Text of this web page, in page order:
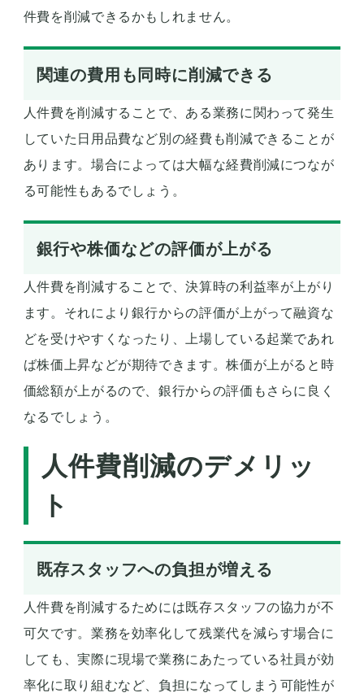
件費を削減できるかもしれません。
関連の費用も同時に削減できる
人件費を削減することで、ある業務に関わって発生
していた日用品費など別の経費も削減できることが
あります。場合によっては大幅な経費削減につなが
る可能性もあるでしょう。
銀行や株価などの評価が上がる
人件費を削減することで、決算時の利益率が上がり
ます。それにより銀行からの評価が上がって融資な
どを受けやすくなったり、上場している起業であれ
ば株価上昇などが期待できます。株価が上がると時
価総額が上がるので、銀行からの評価もさらに良く
なるでしょう。
人件費削減のデメリッ
ト
既存スタッフへの負担が増える
人件費を削減するためには既存スタッフの協力が不
可欠です。業務を効率化して残業代を減らす場合に
しても、実際に現場で業務にあたっている社員が効
率化に取り組むなど、負担になってしまう可能性が